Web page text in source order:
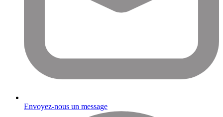
Envoyez-nous un message